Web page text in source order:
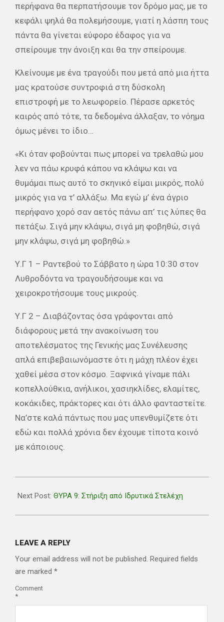
περήφανα θα περπατήσουμε τον δρόμο μας, με το
κεφάλι ψηλά θα πολεμήσουμε, γιατί η λάσπη τους
πάντα θα γίνεται εύφορο έδαφος για να
σπείρουμε την άνοιξη και θα την σπείρουμε.
Κλείνουμε με ένα τραγούδι που μετά από μια ήττα
μας κρατούσε συντροφιά στη δύσκολη
επιστροφή με το λεωφορείο. Πέρασε αρκετός
καιρός από τότε, τα δεδομένα άλλαξαν, το νόημα
όμως μένει το ίδιο…
«Κι όταν φοβούνται πως μπορεί να τρελαθώ μου
λεν να πάω κρυφά κάπου να κλάψω και να
θυμάμαι πως αυτό το σκηνικό είμαι μικρός, πολύ
μικρός για να τ’ αλλάξω. Μα εγώ μ’ ένα άγριο
περήφανο χορό σαν αετός πάνω απ’ τις λύπες θα
πετάξω. Σιγά μην κλάψω, σιγά μη φοβηθώ, σιγά
μην κλάψω, σιγά μη φοβηθώ.»
Υ.Γ 1 – Ραντεβού το Σάββατο η ώρα 10:30 στον
Λυθροδόντα να τραγουδήσουμε και να
χειροκροτήσουμε τους μικρούς.
Υ.Γ 2 – Διαβάζοντας όσα γράφονται από
διάφορους μετά την ανακοίνωση του
αποτελέσματος της Γενικής μας Συνέλευσης
απλά επιβεβαιωνόμαστε ότι η μάχη πλέον έχει
χαθεί μέσα στον κόσμο. Ξαφνικά γίναμε πάλι
κοπελλούθκια, ανήλικοι, χασιηκλίδες, ελαμίτες,
κοκάκιδες, πράκτορες και ότι άλλο φανταστείτε.
Να’στε καλά πάντως που μας υπενθυμίζετε ότι
εδώ και πολλά χρόνια δεν έχουμε τίποτα κοινό
με κάποιους.
05-
Next Post: ΘΥΡΑ 9: Στήριξη από Ιδρυτικά Στελέχη
LEAVE A REPLY
Your email address will not be published. Required fields
are marked *
Comment
*